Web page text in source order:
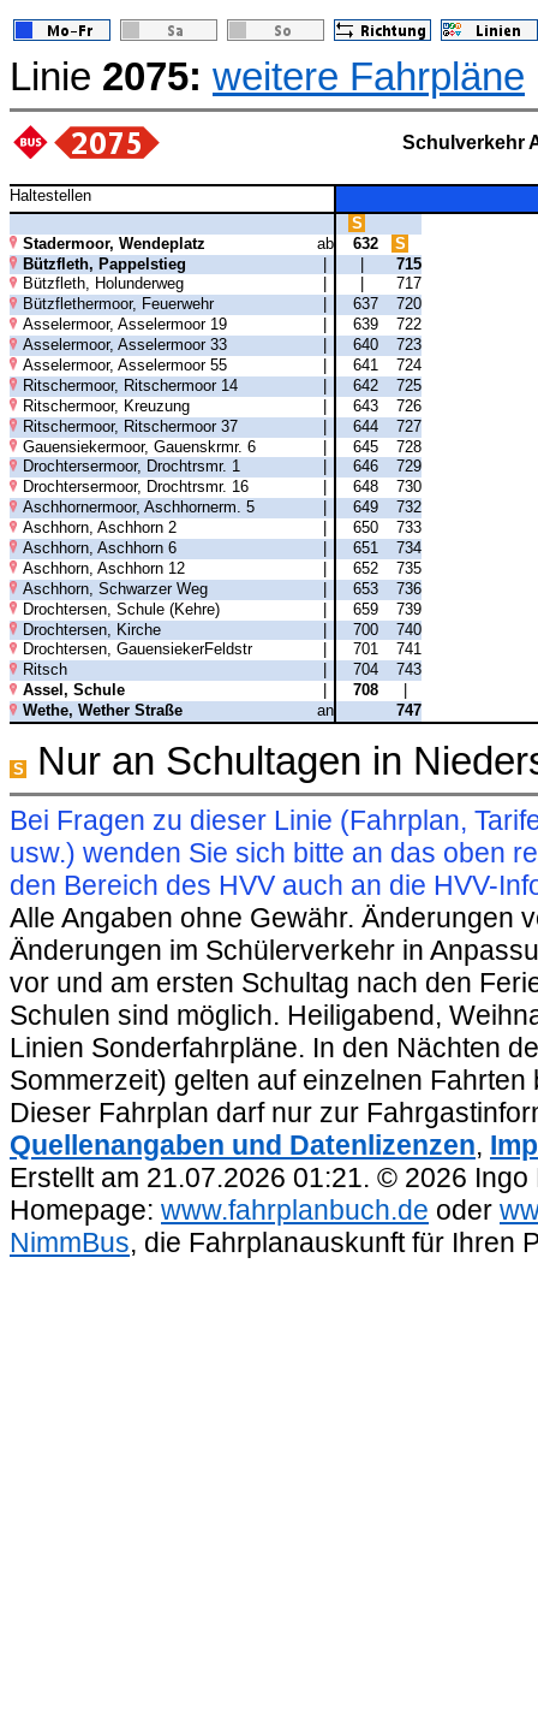
Linie 2075: weitere Fahrpläne
Schulverkehr
Haltestellen
S
Stadermoor, Wendeplatz
ab 632
S
Bützfleth, Pappelstieg
| |
715
Bützfleth, Holunderweg
717
Bützflethermoor, Feuerwehr
637
720
Asselermoor, Asselermoor 19
639
722
Asselermoor, Asselermoor 33
640
723
Asselermoor, Asselermoor 55
641
724
Ritschermoor, Ritschermoor 14
642
725
Ritschermoor, Kreuzung
643
726
Ritschermoor, Ritschermoor 37
| 644
727
Gauensiekermoor, Gauenskrmr. 6
| 645
728
Drochtersermoor, Drochtrsmr. 1
646
729
Drochtersermoor, Drochtrsmr. 16
648
730
Aschhornermoor, Aschhornerm. 5
649
732
Aschhorn, Aschhorn 2
650
733
Aschhorn, Aschhorn 6
651
734
Aschhorn, Aschhorn 12
652
735
Aschhorn, Schwarzer Weg
653
736
Drochtersen, Schule (Kehre)
| 659
739
Drochtersen, Kirche
| 700
740
Drochtersen, GauensiekerFeldstr
701
741
Ritsch
704
743
Assel, Schule
708
Wethe, Wether Straße
an 747
S Nur an Schultagen in
Bei Fragen zu dieser Linie (Fahrplan,
usw.) wenden Sie sich bitte an das oben
den Bereich des HVV auch an die HVV-
Alle Angaben ohne Gewähr. Änderungen
Änderungen im Schülerverkehr in
vor und am ersten Schultag nach den
Schulen sind möglich. Heiligabend,
Linien Sonderfahrpläne. In den Nächten
Sommerzeit) gelten auf einzelnen
Dieser Fahrplan darf nur zur
Quellenangaben und Datenlizenzen,
Erstellt am 21.07.2026 01:21. © 2026
Homepage: www.fahrplanbuch.de oder
NimmBus, die Fahrplanauskunft für Ihren